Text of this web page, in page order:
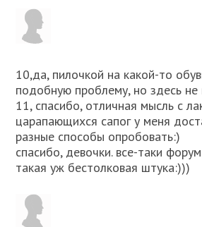
10,да, пилочкой на какой-то
подобную проблему, но здесь не
11, спасибо, отличная мысль с
царапающихся сапог у меня
разные способы опробовать:)
спасибо, девочки. все-таки
такая уж бестолковая штука:)))